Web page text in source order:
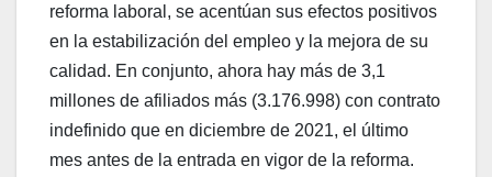
reforma laboral, se acentúan sus efectos positivos
en la estabilización del empleo y la mejora de su
calidad. En conjunto, ahora hay más de 3,1
millones de afiliados más (3.176.998) con contrato
indefinido que en diciembre de 2021, el último
mes antes de la entrada en vigor de la reforma.